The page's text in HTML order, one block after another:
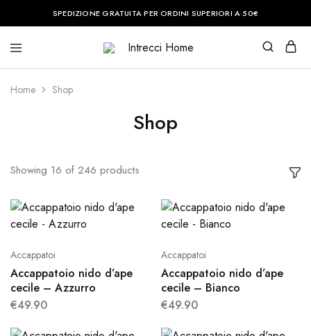
SPEDIZIONE GRATUITA PER ORDINI SUPERIORI A 50€
Intrecci
Home
è
posto
renderla
perfetta.
Home Shop
Shop
Showing 16 of 246 products
Accappatoi
Accappatoio nido d’ape
cecile – Azzurro
€49.90
Accappatoi
Accappatoio nido d’ape
cecile – Bianco
€49.90